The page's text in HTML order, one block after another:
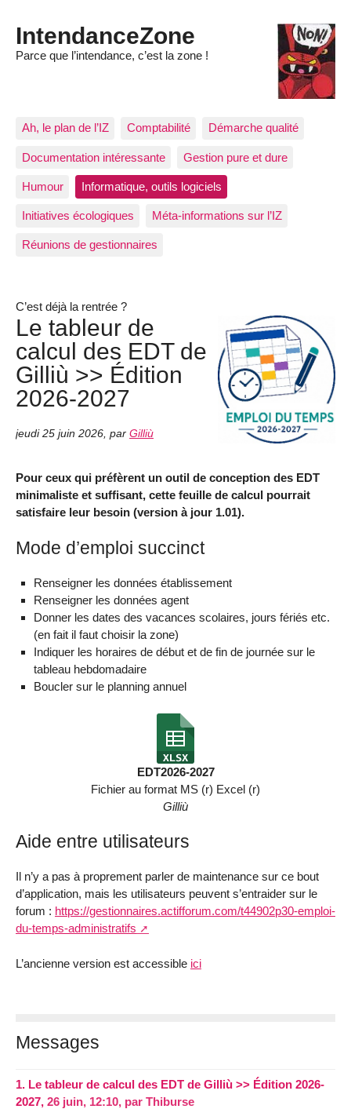
IntendanceZone
Parce que l’intendance, c’est la zone !
Ah, le plan de l’IZ Comptabilité Démarche qualité
Documentation intéressante Gestion pure et dure
Humour Informatique, outils logiciels
Initiatives écologiques Méta-informations sur l’IZ
Réunions de gestionnaires
C’est déjà la rentrée ?
Le tableur de
calcul des EDT de
Gilliù >> Édition
2026-2027
jeudi 25 juin 2026 par Gilliù
Pour ceux qui préfèrent un outil de conception des EDT
minimaliste et suffisant, cette feuille de calcul pourrait
satisfaire leur besoin (version à jour 1.01).
Mode d’emploi succinct
Renseigner les données établissement
Renseigner les données agent
Donner les dates des vacances scolaires, jours fériés etc.
(en fait il faut choisir la zone)
Indiquer les horaires de début et de fin de journée sur le
tableau hebdomadaire
Boucler sur le planning annuel
EDT2026-2027
Fichier au format MS (r) Excel (r)
Gilliù
Aide entre utilisateurs
Il n’y a pas à proprement parler de maintenance sur ce bout
d’application, mais les utilisateurs peuvent s’entraider sur le
forum : https://gestionnaires.actifforum.com/t44902p30-emploi-
du-temps-administratifs
L’ancienne version est accessible ici
Messages
1. Le tableur de calcul des EDT de Gilliù >> Édition 2026-
2027, 26 juin, 12:10, par Thiburse